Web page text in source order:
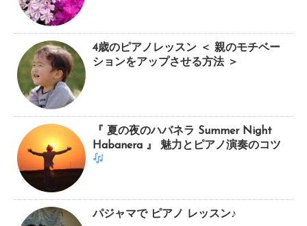
4歳のピアノレッスン ＜ 親のモチベー
ションをアップさせる方法 ＞
『 夏の夜のハバネラ Summer Night
Habanera 』 魅力とピアノ演奏のコツ
パジャマで ピアノ レッスン♪